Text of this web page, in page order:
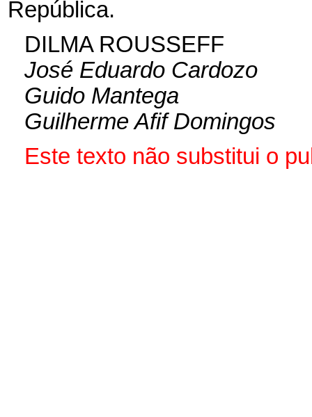
República.
DILMA ROUSSEFF
José Eduardo Cardozo
Guido Mantega
Guilherme Afif Domingos
Este texto não substitui o